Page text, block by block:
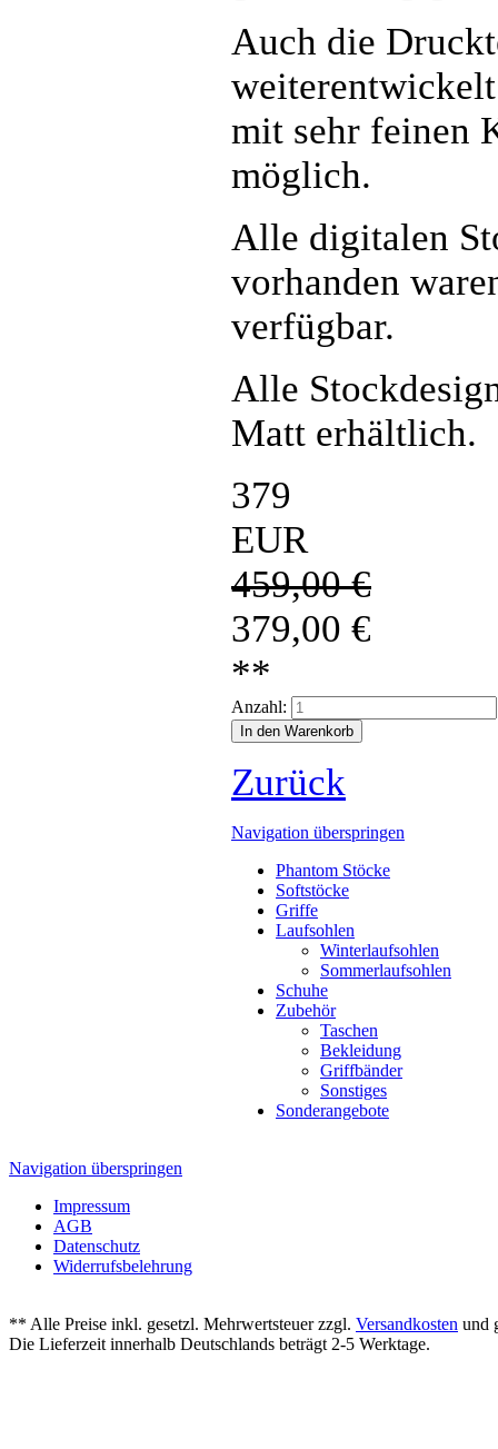
Auch die
mit sehr feinen
möglich.
Alle digitalen
vorhanden
verfügbar.
Alle
Matt erhältlich.
379
EUR
459,00€
379,00 €
**
Anzahl:
Zurück
Navigation überspringen
Phantom Stöcke
Softstöcke
Griffe
Laufsohlen
Winterlaufsohlen
Sommerlaufsohlen
Schuhe
Zubehör
Taschen
Bekleidung
Griffbänder
Sonstiges
Sonderangebote
Navigation überspringen
Impressum
AGB
Datenschutz
Widerrufsbelehrung
** Alle Preise inkl. gesetzl. Mehrwertsteuer zzgl. Versandkosten und
Die Lieferzeit innerhalb Deutschlands beträgt 2-5 Werktage.